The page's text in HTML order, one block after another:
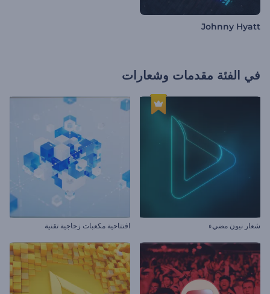
Johnny Hyatt
في الفئة مقدمات وشعارات
شعار نيون مضيء افتتاحية مكعبات زجاجية تقنية